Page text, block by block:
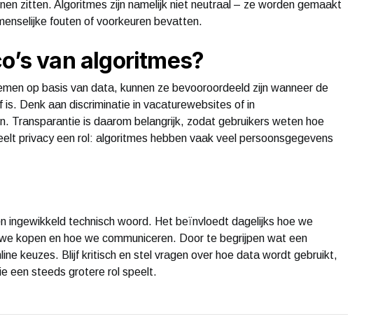
zitten. Algoritmes zijn namelijk niet neutraal – ze worden gemaakt
fouten of voorkeuren bevatten.
van algoritmes?
op basis van data, kunnen ze bevooroordeeld zijn wanneer de
Denk aan discriminatie in vacaturewebsites of in
Transparantie is daarom belangrijk, zodat gebruikers weten hoe
privacy een rol: algoritmes hebben vaak veel persoonsgegevens
ingewikkeld technisch woord. Het beïnvloedt dagelijks hoe we
kopen en hoe we communiceren. Door te begrijpen wat een
keuzes. Blijf kritisch en stel vragen over hoe data wordt gebruikt,
een steeds grotere rol speelt.